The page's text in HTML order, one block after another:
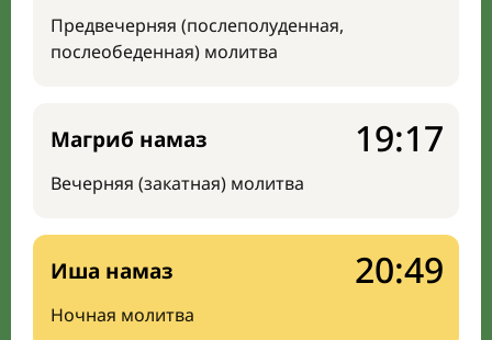
Предвечерняя (послеполуденная,
послеобеденная) молитва
Магриб намаз
Вечерняя (закатная) молитва
19:17
Иша намаз
Ночная молитва
20:49